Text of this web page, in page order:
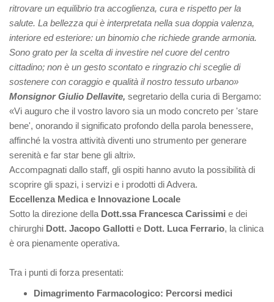
ritrovare un equilibrio tra accoglienza, cura e rispetto per la
salute. La bellezza qui è interpretata nella sua doppia valenza,
interiore ed esteriore: un binomio che richiede grande armonia.
Sono grato per la scelta di investire nel cuore del centro
cittadino; non è un gesto scontato e ringrazio chi sceglie di
sostenere con coraggio e qualità il nostro tessuto urbano»
Monsignor Giulio Dellavite, segretario della curia di Bergamo:
«Vi auguro che il vostro lavoro sia un modo concreto per 'stare
bene', onorando il significato profondo della parola benessere,
affinché la vostra attività diventi uno strumento per generare
serenità e far star bene gli altri».
Accompagnati dallo staff, gli ospiti hanno avuto la possibilità di
scoprire gli spazi, i servizi e i prodotti di Advera.
Eccellenza Medica e Innovazione Locale
Sotto la direzione della Dott.ssa Francesca Carissimi e dei
chirurghi Dott. Jacopo Gallotti e Dott. Luca Ferrario, la clinica
è ora pienamente operativa.
Tra i punti di forza presentati:
Dimagrimento Farmacologico: Percorsi medici